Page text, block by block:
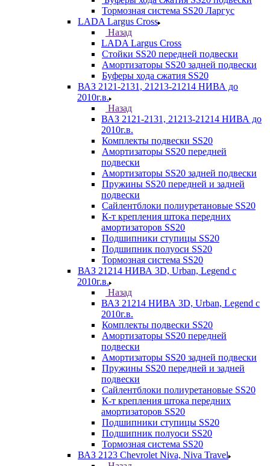
Тормозная система SS20 Ларгус
LADA Largus Cross
Назад
LADA Largus Cross
Стойки SS20 передней подвески
Амортизаторы SS20 задней подвески
Буферы хода сжатия SS20
ВАЗ 2121-2131, 21213-21214 НИВА до
2010г.в.
Назад
ВАЗ 2121-2131, 21213-21214 НИВА до
2010г.в.
Комплекты подвески SS20
Амортизаторы SS20 передней
подвески
Амортизаторы SS20 задней подвески
Пружины SS20 передней и задней
подвески
Сайлентблоки полиуретановые SS20
К-т крепления штока передних
амортизаторов SS20
Подшипники ступицы SS20
Подшипник полуоси SS20
Тормозная система SS20
ВАЗ 21214 НИВА 3D, Urban, Legend c
2010г.в.
Назад
ВАЗ 21214 НИВА 3D, Urban, Legend c
2010г.в.
Комплекты подвески SS20
Амортизаторы SS20 передней
подвески
Амортизаторы SS20 задней подвески
Пружины SS20 передней и задней
подвески
Сайлентблоки полиуретановые SS20
К-т крепления штока передних
амортизаторов SS20
Подшипники ступицы SS20
Подшипник полуоси SS20
Тормозная система SS20
ВАЗ 2123 Chevrolet Niva, Niva Travel